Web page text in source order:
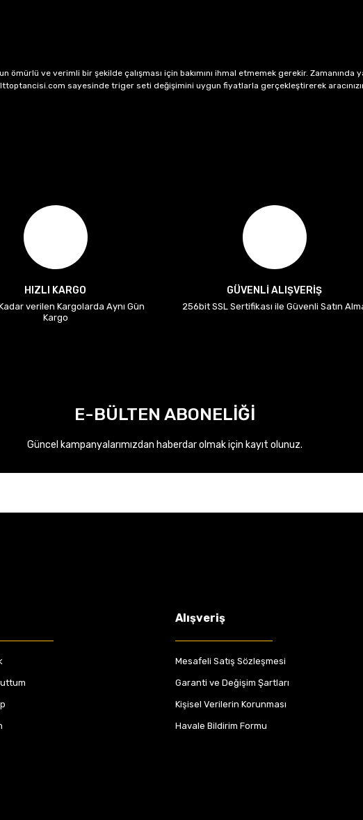
ve verimli bir şekilde çalışması için bakımını ihmal etmemek gerekir. Zamanında
sayesinde triger seti değişimini uygun fiyatlarla gerçekleştirerek
HIZLI KARGO
verilen Kargolarda Aynı Gün
Kargo
GÜVENLİ ALIŞVERİŞ
256bit SSL Sertifikası ile Güvenli Satın
E-BÜLTEN ABONELİĞİ
Güncel kampanyalarımızdan haberdar olmak için kayıt olunuz.
Alışveriş
Mesafeli Satış Sözleşmesi
Garanti ve Değişim Şartları
Kişisel Verilerin Korunması
Havale Bildirim Formu